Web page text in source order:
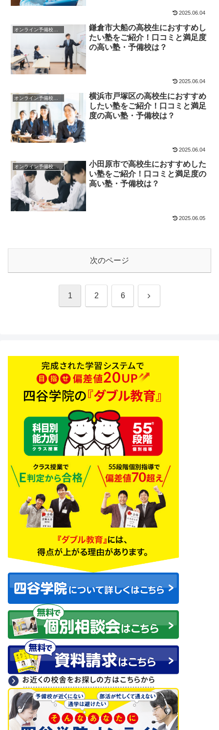
2025.06.04
鎌倉市大船の高校生におすすめし
たい塾をご紹介！口コミと満足度
の高い塾・予備校は？
2025.06.04
横浜市戸塚区の高校生におすすめ
したい塾をご紹介！口コミと満足
度の高い塾・予備校は？
2025.06.04
オンライン予備校・塾の活用法
小田原市で高校生におすすめした
い塾をご紹介！口コミと満足度の
高い塾・予備校は？
2025.06.05
次のページ
1 2 6 次